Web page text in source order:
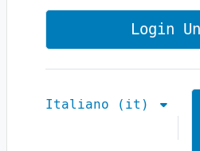
Login
Italiano ‎(it)‎